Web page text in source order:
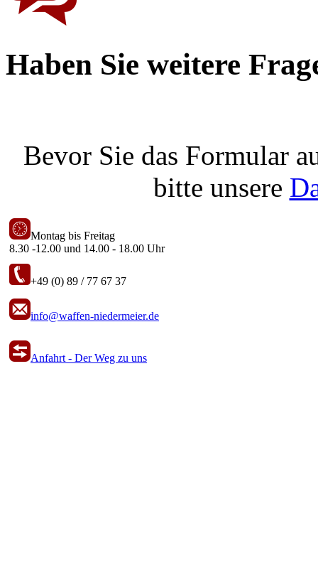
Haben Sie weitere
Bevor Sie das Formular
bitte unsere
Montag bis Freitag
8.30 -12.00 und 14.00 - 18.00 Uhr
+49 (0) 89 / 77 67 37
info@waffen-niedermeier.de
Anfahrt - Der Weg zu uns